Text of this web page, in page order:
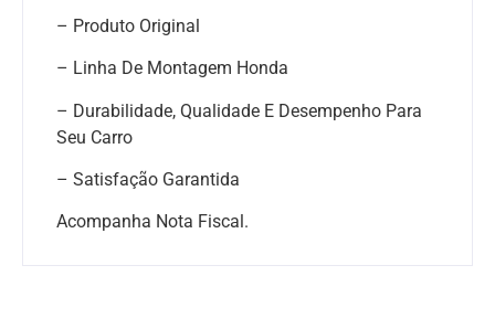
– Produto Original
– Linha De Montagem Honda
– Durabilidade, Qualidade E Desempenho Para
Seu Carro
– Satisfação Garantida
Acompanha Nota Fiscal.